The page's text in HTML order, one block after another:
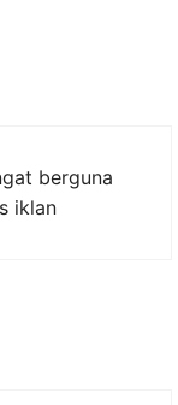
berguna
iklan